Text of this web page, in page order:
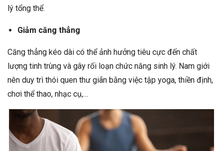
lý tổng thể.
Giảm căng thẳng
Căng thẳng kéo dài có thể ảnh hưởng tiêu cực đến chất
lượng tinh trùng và gây rối loạn chức năng sinh lý. Nam giới
nên duy trì thói quen thư giãn bằng việc tập yoga, thiền định,
chơi thể thao, nhạc cụ,…